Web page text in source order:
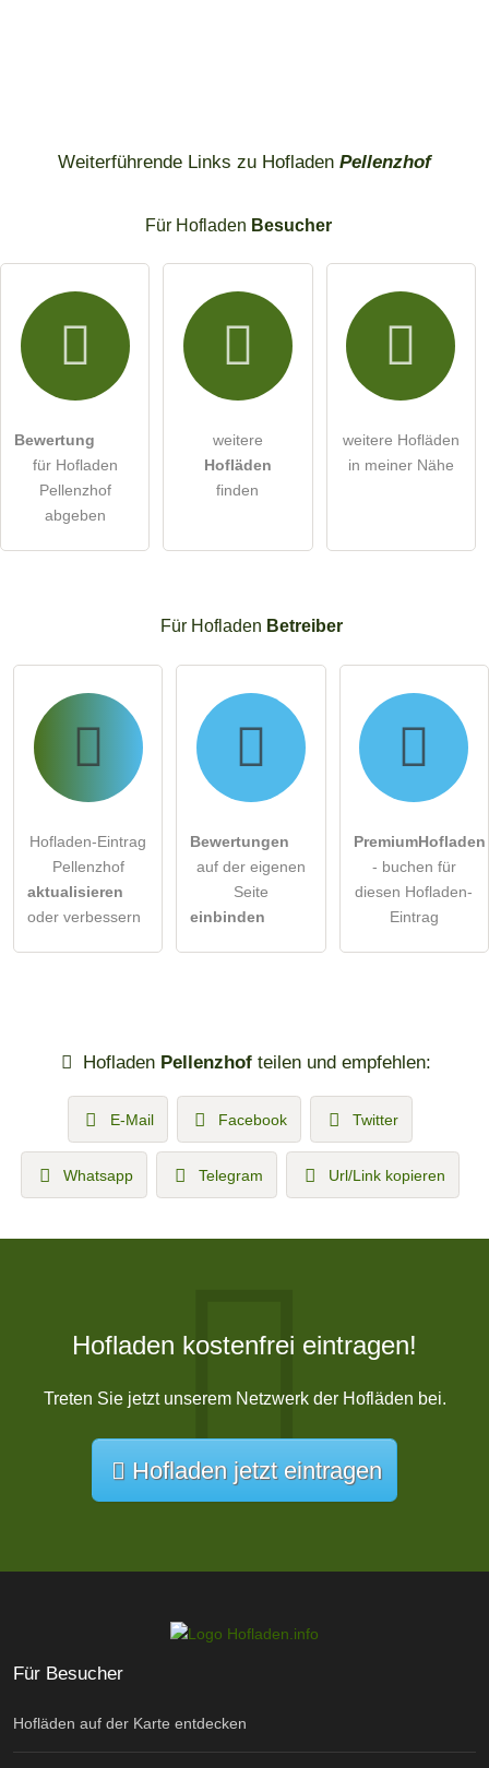
Weiterführende Links zu Hofladen Pellenzhof
Für Hofladen Besucher
Bewertung
für Hofladen
Pellenzhof
abgeben
weitere
Hofläden
finden
weitere Hofläden
in meiner Nähe
Für Hofladen Betreiber
Hofladen-Eintrag
Pellenzhof
aktualisieren
oder verbessern
Bewertungen
auf der eigenen
Seite
einbinden
PremiumHofladen
- buchen für
diesen Hofladen-
Eintrag
Hofladen Pellenzhof teilen und empfehlen:
E-Mail Facebook Twitter
Whatsapp Telegram Url/Link kopieren
Hofladen kostenfrei eintragen!
Treten Sie jetzt unserem Netzwerk der Hofläden bei.
Hofladen jetzt eintragen
Für Besucher
Hofläden auf der Karte entdecken